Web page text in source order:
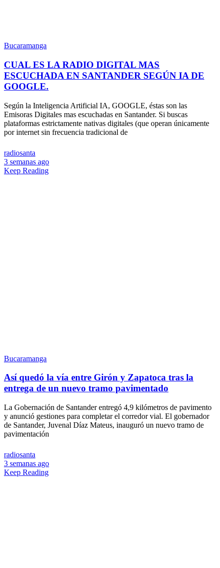
Bucaramanga
CUAL ES LA RADIO DIGITAL MAS
ESCUCHADA EN SANTANDER SEGÚN IA DE
GOOGLE.
Según la Inteligencia Artificial IA, GOOGLE, éstas son las
Emisoras Digitales mas escuchadas en Santander. Si buscas
plataformas estrictamente nativas digitales (que operan únicamente
por internet sin frecuencia tradicional de
radiosanta
3 semanas ago
Keep Reading
Bucaramanga
Así quedó la vía entre Girón y Zapatoca tras la
entrega de un nuevo tramo pavimentado
La Gobernación de Santander entregó 4,9 kilómetros de pavimento
y anunció gestiones para completar el corredor vial. El gobernador
de Santander, Juvenal Díaz Mateus, inauguró un nuevo tramo de
pavimentación
radiosanta
3 semanas ago
Keep Reading